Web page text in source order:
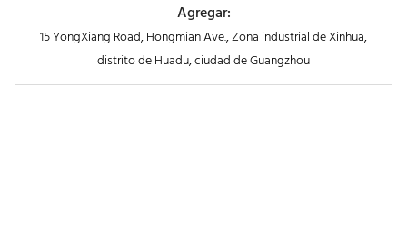
Agregar:
15 YongXiang Road, Hongmian Ave., Zona industrial de Xinhua,
distrito de Huadu, ciudad de Guangzhou